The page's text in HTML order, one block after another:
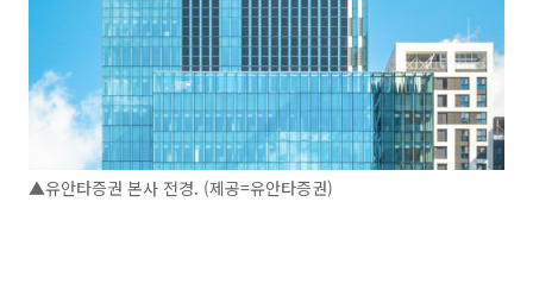
▲유안타증권 본사 전경. (제공=유안타증권)